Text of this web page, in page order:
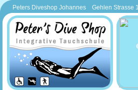
Peters Diveshop Johannes Gehlen Strasse